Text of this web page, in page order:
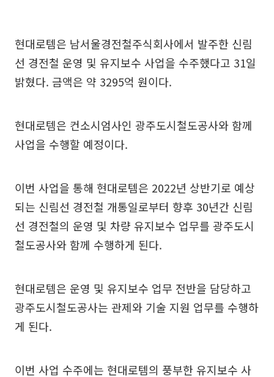
현대로템은 남서울경전철주식회사에서 발주한 신림
선 경전철 운영 및 유지보수 사업을 수주했다고 31일
밝혔다. 금액은 약 3295억 원이다.
현대로템은 컨소시엄사인 광주도시철도공사와 함께
사업을 수행할 예정이다.
이번 사업을 통해 현대로템은 2022년 상반기로 예상
되는 신림선 경전철 개통일로부터 향후 30년간 신림
선 경전철의 운영 및 차량 유지보수 업무를 광주도시
철도공사와 함께 수행하게 된다.
현대로템은 운영 및 유지보수 업무 전반을 담당하고
광주도시철도공사는 관제와 기술 지원 업무를 수행하
게 된다.
이번 사업 수주에는 현대로템의 풍부한 유지보수 사